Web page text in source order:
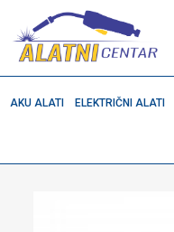
AKU ALATI ELEKTRIČNI ALATI